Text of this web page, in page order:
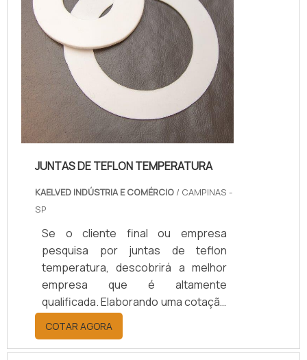
JUNTAS DE TEFLON TEMPERATURA
KAELVED INDÚSTRIA E COMÉRCIO / CAMPINAS -
SP
Se o cliente final ou empresa
pesquisa por juntas de teflon
temperatura, descobrirá a melhor
empresa que é altamente
qualificada. Elaborando uma cotação
por meio da plataforma e
descobrindo a melhor referência do
mercado.Sim, aqui é o lugar certo!
COTAR AGORA